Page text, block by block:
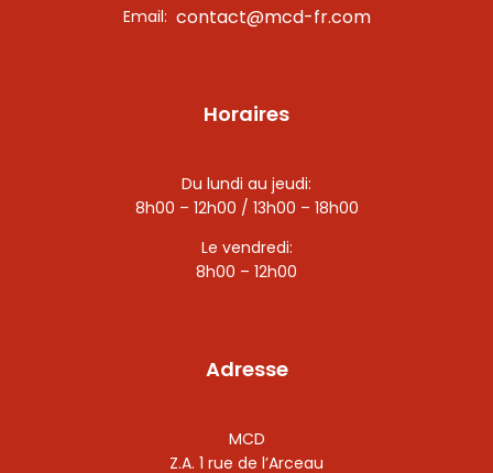
Email: contact@mcd-fr.com
Horaires
Du lundi au jeudi:
8h00 – 12h00 / 13h00 – 18h00
Le vendredi:
8h00 – 12h00
Adresse
MCD
Z.A. 1 rue de l’Arceau